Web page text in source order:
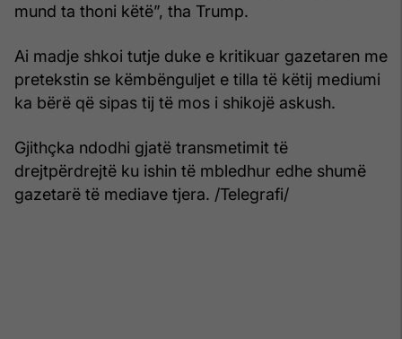
mund ta thoni këtë”, tha Trump.
Ai madje shkoi tutje duke e kritikuar gazetaren me
pretekstin se këmbënguljet e tilla të këtij mediumi
ka bërë që sipas tij të mos i shikojë askush.
Gjithçka ndodhi gjatë transmetimit të
drejtpërdrejtë ku ishin të mbledhur edhe shumë
gazetarë të mediave tjera. /Telegrafi/